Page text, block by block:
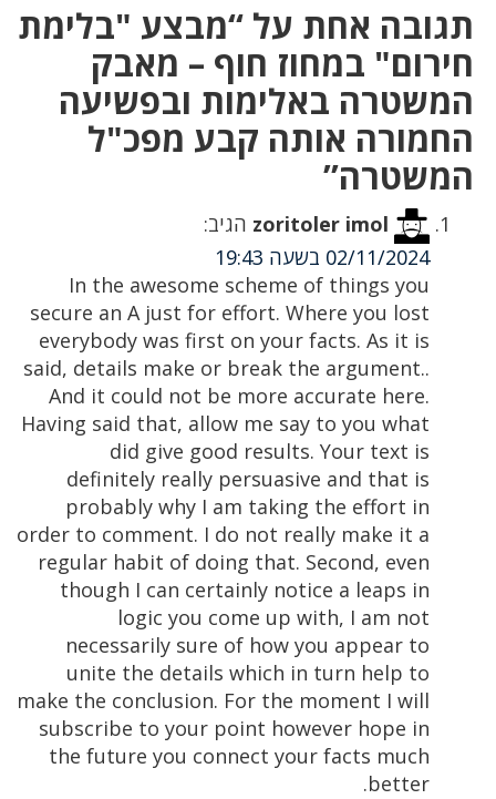
תגובה אחת על “מבצע "בלימת
חירום" במחוז חוף – מאבק
המשטרה באלימות ובפשיעה
החמורה אותה קבע מפכ"ל
המשטרה”
zoritoler imol הגיב:
02/11/2024 בשעה 19:43
In the awesome scheme of things you
secure an A just for effort. Where you lost
everybody was first on your facts. As it is
said, details make or break the argument..
And it could not be more accurate here.
Having said that, allow me say to you what
did give good results. Your text is
definitely really persuasive and that is
probably why I am taking the effort in
order to comment. I do not really make it a
regular habit of doing that. Second, even
though I can certainly notice a leaps in
logic you come up with, I am not
necessarily sure of how you appear to
unite the details which in turn help to
make the conclusion. For the moment I will
subscribe to your point however hope in
the future you connect your facts much
better.